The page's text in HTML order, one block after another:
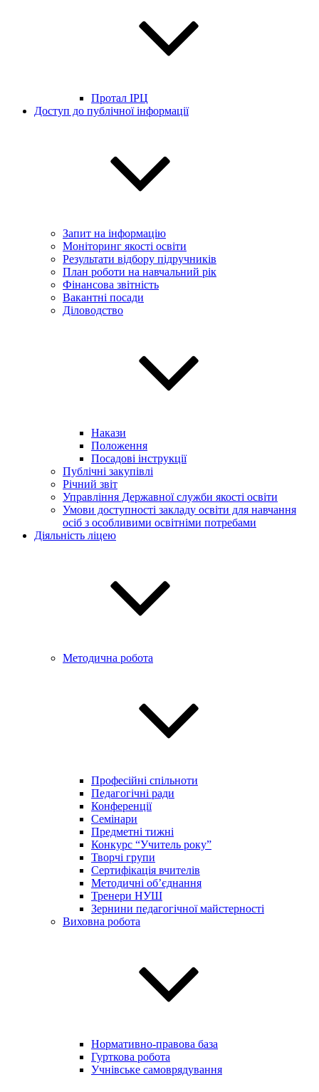
Протал ІРЦ
Доступ до публічної інформації
Запит на інформацію
Моніторинг якості освіти
Результати відбору підручників
План роботи на навчальний рік
Фінансова звітність
Вакантні посади
Діловодство
Накази
Положення
Посадові інструкції
Публічні закупівлі
Річний звіт
Управління Державної служби якості освіти
Умови доступності закладу освіти для навчання
осіб з особливими освітніми потребами
Діяльність ліцею
Методична робота
Професійні спільноти
Педагогічні ради
Конференції
Семінари
Предметні тижні
Конкурс “Учитель року”
Творчі групи
Сертифікація вчителів
Методичні об’єднання
Тренери НУШ
Зернини педагогічної майстерності
Виховна робота
Нормативно-правова база
Гурткова робота
Учнівське самоврядування